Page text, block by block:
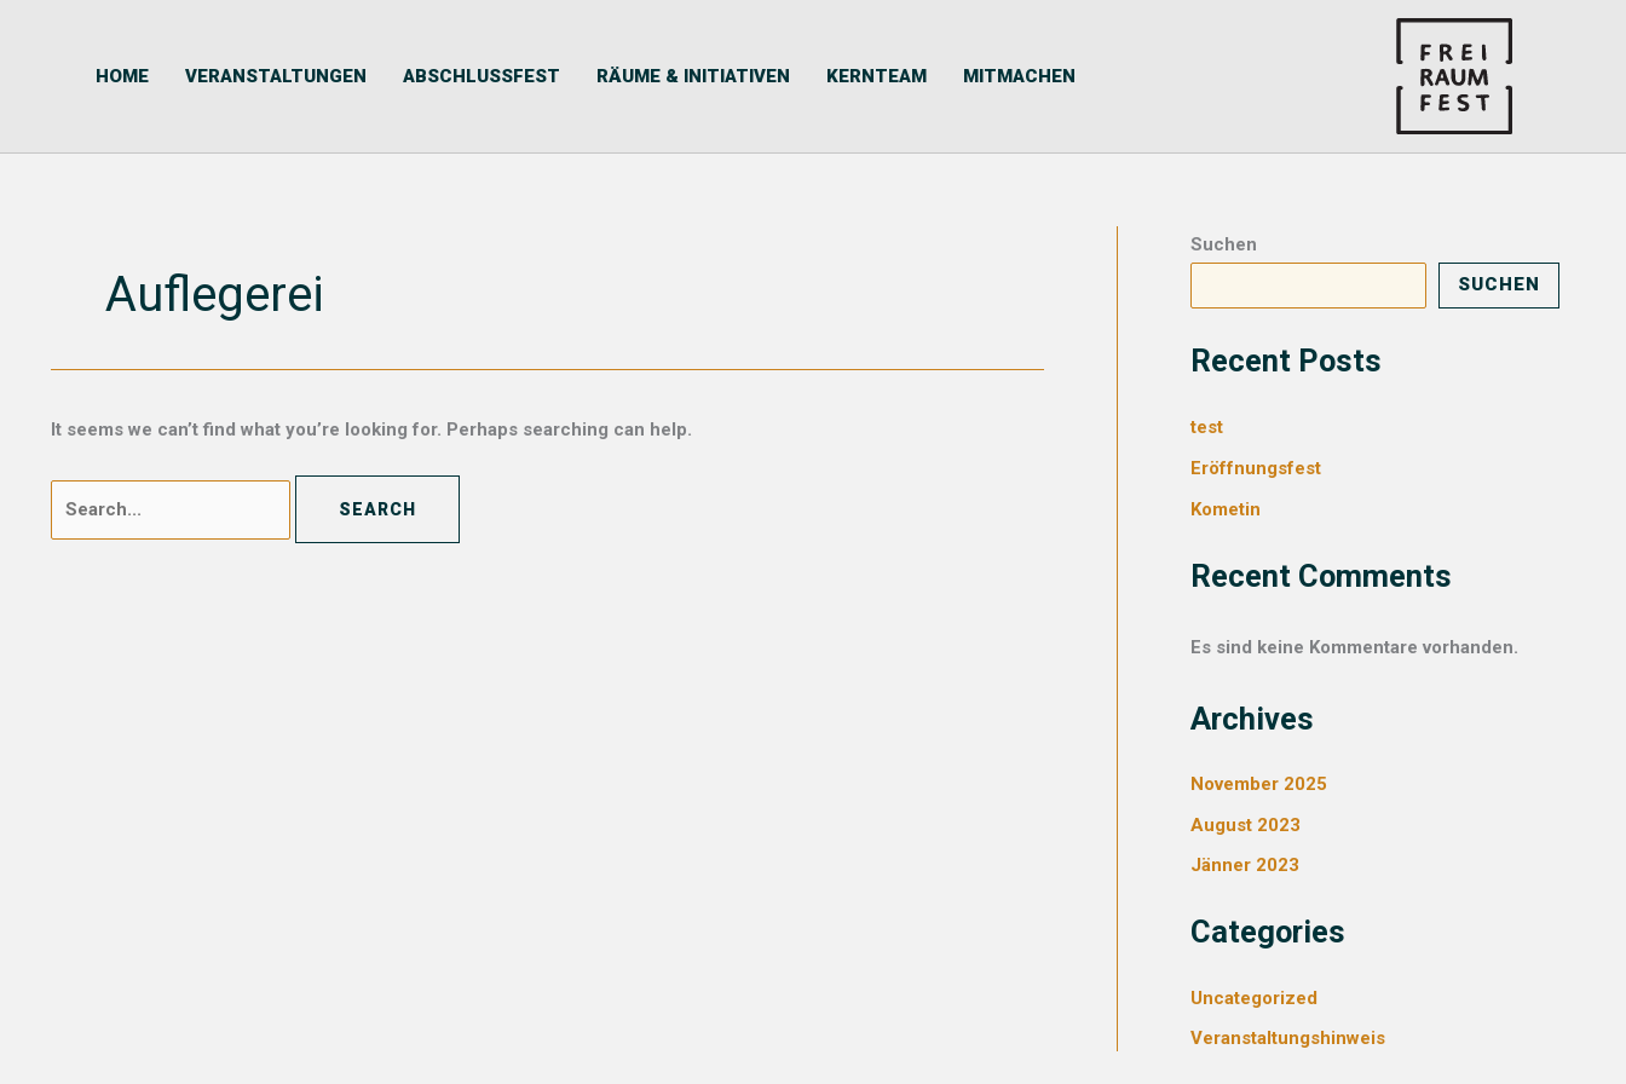
HOME VERANSTALTUNGEN ABSCHLUSSFEST RÄUME & INITIATIVEN KERNTEAM MITMACHEN
Auflegerei
It seems we can’t find what you’re looking for. Perhaps searching can help.
Suchen
SUCHEN
Recent Posts
test
Eröffnungsfest
Kometin
Recent Comments
Es sind keine Kommentare vorhanden.
Archives
November 2025
August 2023
Jänner 2023
Categories
Uncategorized
Veranstaltungshinweis